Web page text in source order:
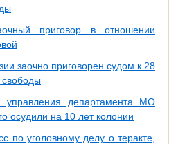
приговор в отношении
заочно приговорен судом к 28
управления департамента МО
осудили на 10 лет колонии
по уголовному делу о теракте,